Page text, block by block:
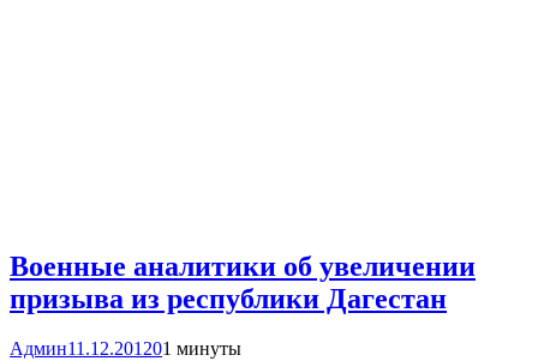
Военные аналитики об увеличении
призыва из республики Дагестан
Админ11.12.201201 минуты